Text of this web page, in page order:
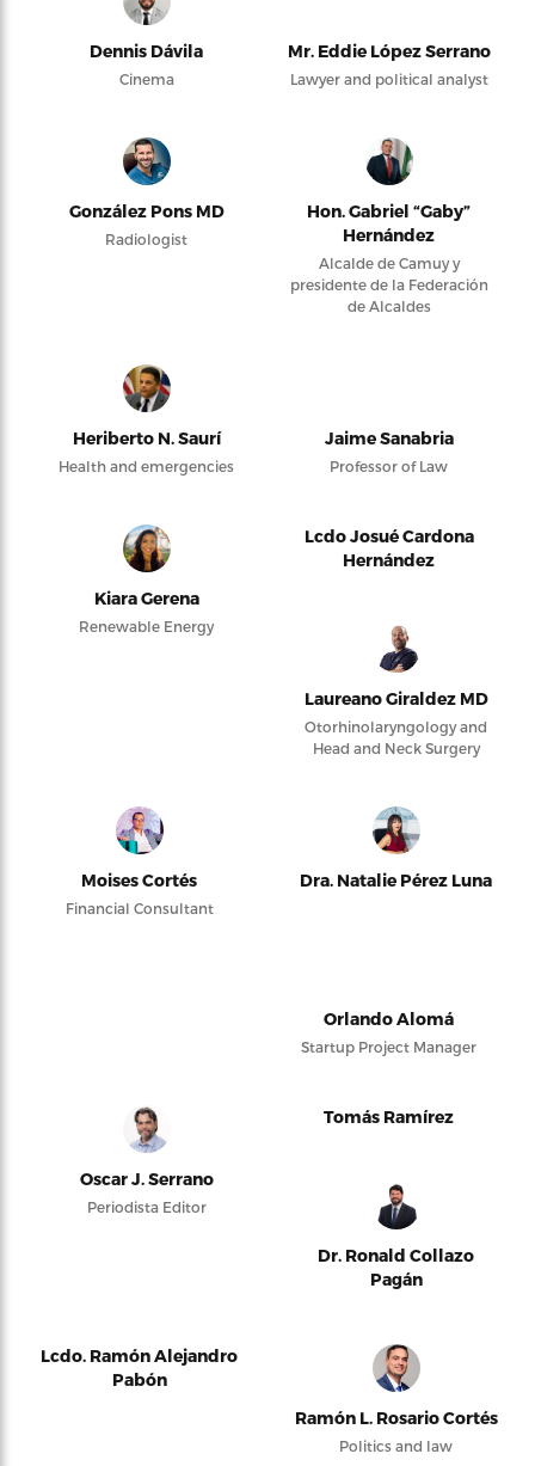
Dennis Dávila
Cinema
Mr. Eddie López Serrano
Lawyer and political analyst
González Pons MD
Radiologist
Hon. Gabriel “Gaby”
Hernández
Alcalde de Camuy y
presidente de la Federación
de Alcaldes
Heriberto N. Saurí
Health and emergencies
Jaime Sanabria
Professor of Law
Kiara Gerena
Renewable Energy
Lcdo Josué Cardona
Hernández
Laureano Giraldez MD
Otorhinolaryngology and
Head and Neck Surgery
Moises Cortés
Financial Consultant
Dra. Natalie Pérez Luna
Orlando Alomá
Startup Project Manager
Oscar J. Serrano
Periodista Editor
Tomás Ramírez
Dr. Ronald Collazo
Pagán
Lcdo. Ramón Alejandro
Pabón
Ramón L. Rosario Cortés
Politics and law